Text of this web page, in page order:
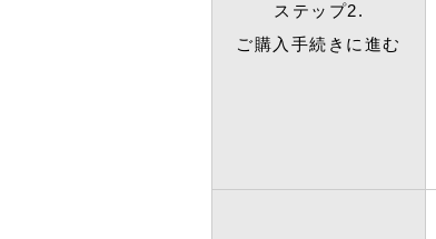
ステップ2.
ご購入手続きに進む